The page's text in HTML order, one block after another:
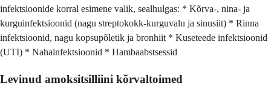
infektsioonide korral esimene valik, sealhulgas: * Kõrva-, nina- ja
kurguinfektsioonid (nagu streptokokk-kurguvalu ja sinusiit) * Rinna
infektsioonid, nagu kopsupõletik ja bronhiit * Kuseteede infektsioonid
(UTI) * Nahainfektsioonid * Hambaabstsessid
Levinud amoksitsilliini kõrvaltoimed